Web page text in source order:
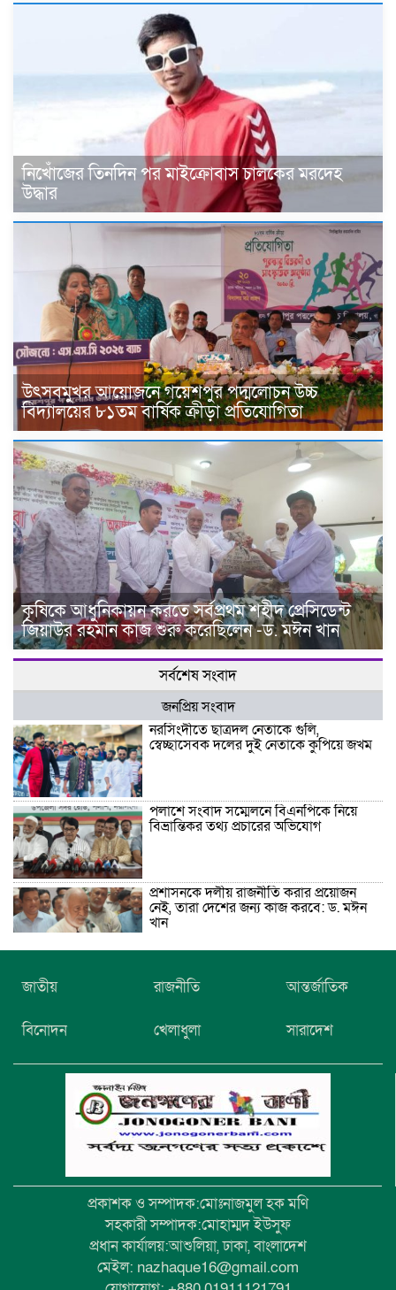
নিখোঁজের তিনদিন পর মাইক্রোবাস চালকের মরদেহ
উদ্ধার
উৎসবমুখর আয়োজনে গয়েশপুর পদ্মলোচন উচ্চ
বিদ্যালয়ের ৮১তম বার্ষিক ক্রীড়া প্রতিযোগিতা
কৃষিকে আধুনিকায়ন করতে সর্বপ্রথম শহীদ প্রেসিডেন্ট
জিয়াউর রহমান কাজ শুরু করেছিলেন -ড. মঈন খান
সর্বশেষ সংবাদ
জনপ্রিয় সংবাদ
নরসিংদীতে ছাত্রদল নেতাকে গুলি,
স্বেচ্ছাসেবক দলের দুই নেতাকে কুপিয়ে জখম
পলাশে সংবাদ সম্মেলনে বিএনপিকে নিয়ে
বিভ্রান্তিকর তথ্য প্রচারের অভিযোগ
প্রশাসনকে দলীয় রাজনীতি করার প্রয়োজন
নেই, তারা দেশের জন্য কাজ করবে: ড. মঈন
খান
নিখোঁজের তিনদিন পর মাইক্রোবাস চালকের
মরদেহ উদ্ধার
উচ্চ বিদ্যালয়ের ৮১তম বার্ষিক ক্রীড়া
জাতীয় রাজনীতি আন্তর্জাতিক
বিনোদন খেলাধুলা সারাদেশ
প্রকাশক ও সম্পাদক:মোঃনাজমুল হক মণি
সহকারী সম্পাদক:মোহাম্মদ ইউসুফ
প্রধান কার্যালয়:আশুলিয়া, ঢাকা, বাংলাদেশ
মেইল: nazhaque16@gmail.com